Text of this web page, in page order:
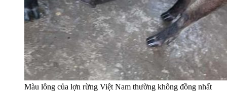
Màu lông của lợn rừng Việt Nam thường không đồng nhất